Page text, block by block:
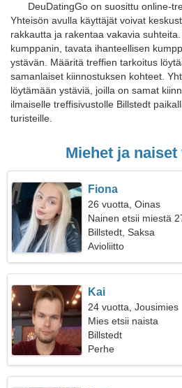
DeuDatingGo on suosittu online-
Yhteisön avulla käyttäjät voivat
rakkautta ja rakentaa vakavia
kumppanin, tavata ihanteellisen
ystävän. Määritä treffien tarkoitus
samanlaiset kiinnostuksen kohteet.
löytämään ystäviä, joilla on samat
ilmaiselle treffisivustolle Billstedt
turisteille.
Miehet ja
Fiona
26 vuotta, Oinas
Nainen etsii miestä
Billstedt, Saksa
Avioliitto
Kai
24 vuotta, Jousimies
Mies etsii naista
Billstedt
Perhe